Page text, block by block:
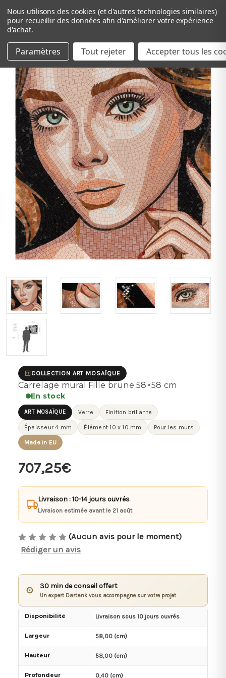
Passer au contenu principal
COLLECTION ART MOSAÏQUE
Carrelage mural Fille brune 58×58 cm
En stock
ART MOSAÏQUE Verre Finition brillante
Épaisseur 4 mm Élément 10 x 10 mm Pour les murs
Made in EU
707,25€
Livraison : 10-14 jours ouvrés
Livraison estimée avant le 21 août
(Aucun avis pour le moment)
Rédiger un avis
⊙ 30 min de conseil offert
Un expert Dartank vous accompagne sur votre projet
Disponibilité Livraison sous 10 jours ouvrés
Largeur 58,00 (cm)
Hauteur 58,00 (cm)
Profondeur 0,40 (cm)
Nous utilisons des cookies (et d'autres technologies similaires)
pour recueillir des données afin d'améliorer votre expérience
d'achat.
Paramètres Tout rejeter Accepter tous les